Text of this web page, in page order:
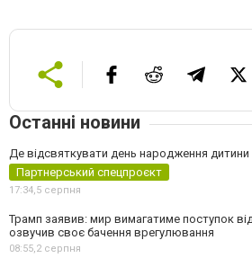
Останні новини
Де відсвяткувати день народження дитини
Партнерський спецпроєкт
17:34,5 серпня
Трамп заявив: мир вимагатиме поступок
озвучив своє бачення врегулювання
08:55,2 серпня